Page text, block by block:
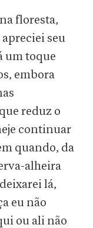
floresta,
seu
um toque
embora
reduz o
continuar
quando, da
alheira
lá,
eu não
ou ali não